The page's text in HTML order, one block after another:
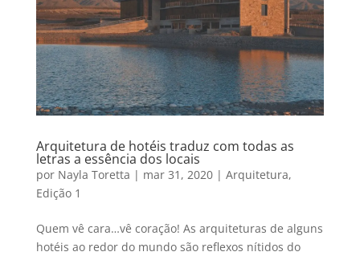
Arquitetura de hotéis traduz com todas as
letras a essência dos locais
por Nayla Toretta | mar 31, 2020| Arquitetura,
Edição 1
Quem vê cara…vê coração! As arquiteturas de alguns
hotéis ao redor do mundo são reflexos nítidos do